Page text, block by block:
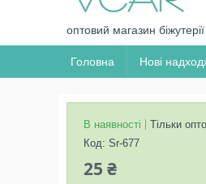
оптовий магазин біжутерії
Головна Нові
В наявності
Тільки
Код: Sr-677
25 ₴